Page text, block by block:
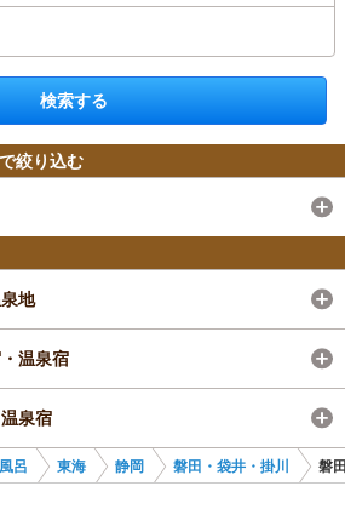
検索する
絞り込む
地
温泉宿
泉宿
呂 東海 静岡 磐田・袋井・掛川 磐